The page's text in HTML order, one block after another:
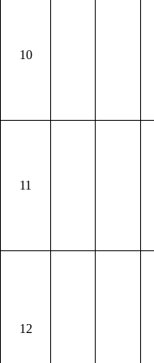
10
11
12